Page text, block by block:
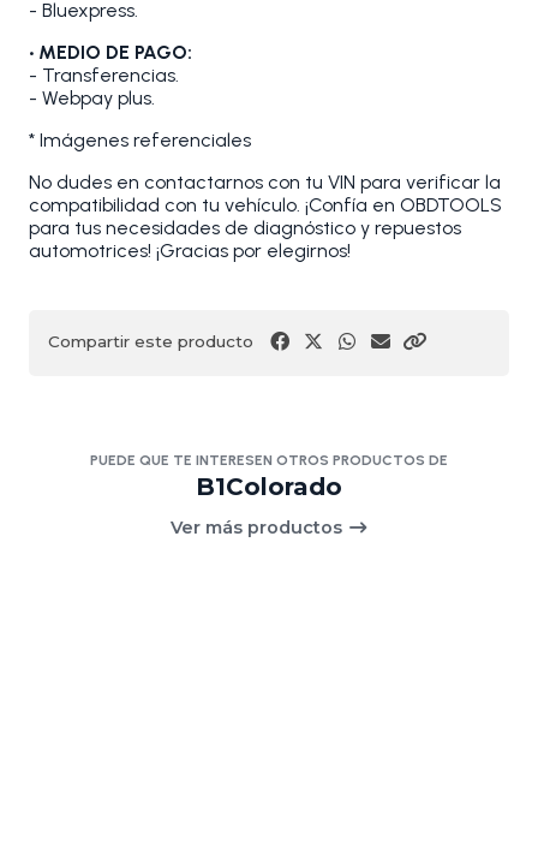
- Bluexpress.
• MEDIO DE PAGO:
- Transferencias.
- Webpay plus.
* Imágenes referenciales
No dudes en contactarnos con tu VIN para verificar la
compatibilidad con tu vehículo. ¡Confía en OBDTOOLS
para tus necesidades de diagnóstico y repuestos
automotrices! ¡Gracias por elegirnos!
Compartir este producto
PUEDE QUE TE INTERESEN OTROS PRODUCTOS DE
B1Colorado
Ver más productos